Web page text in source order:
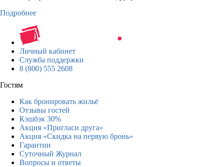
Подробнее
Личный кабинет
Служба поддержки
8 (800) 555 2608
Гостям
Как бронировать жильё
Отзывы гостей
Кэшбэк 30%
Акция «Пригласи друга»
Акция «Скидка на первую бронь»
Гарантии
Суточный Журнал
Вопросы и ответы